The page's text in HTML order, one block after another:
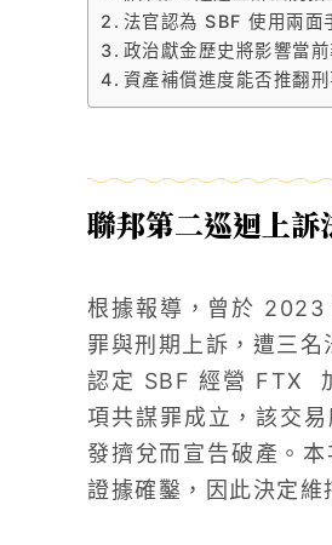
法官認為 SBF 使用兩面
政治獻金歷史將影響當
資產補償進度能否推翻
聯邦第二巡迴上
根據報導，曾於 2023
罪與刑期上訴，遭三
認定 SBF 經營 FTX
項共謀罪成立，該交
發擠兌而宣告破產。
證據確鑿，因此決定維